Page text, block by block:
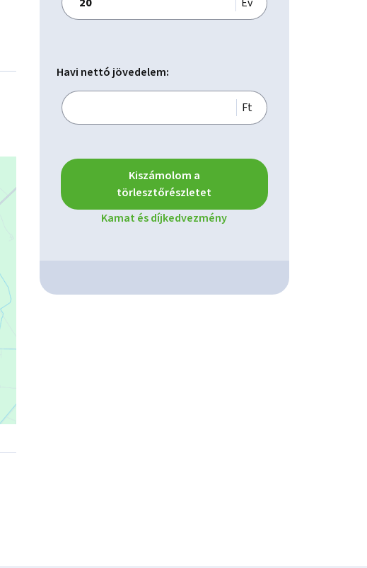
Havi nettó jövedelem:
Ft
Kiszámolom a
törlesztőrészletet
Kamat és díjkedvezmény